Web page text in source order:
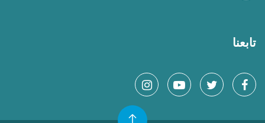
تابعنا